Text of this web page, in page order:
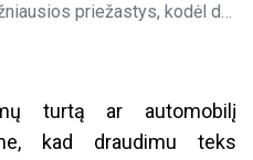
kodėl draudimo žalos prašymas gali būti atmestas
turtą ar automobilį
kad draudimu teks